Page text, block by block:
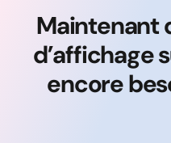
Maintenant
d’affichage
encore